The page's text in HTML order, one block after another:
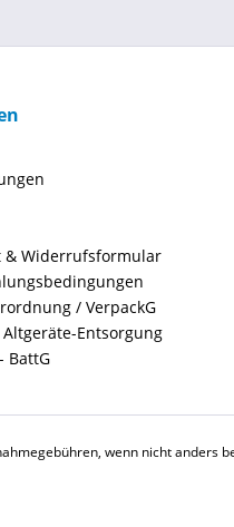
Widerrufsformular
/ VerpackG
Altgeräte-Entsorgung
BattG
wenn nicht anders